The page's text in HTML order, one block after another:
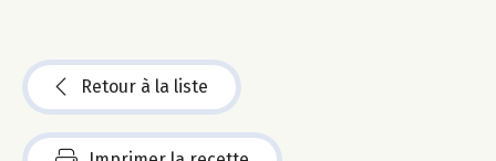
Retour à la liste